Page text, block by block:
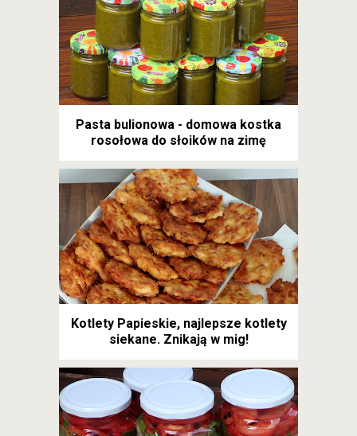
Pasta bulionowa - domowa kostka
rosołowa do słoików na zimę
Kotlety Papieskie, najlepsze kotlety
siekane. Znikają w mig!